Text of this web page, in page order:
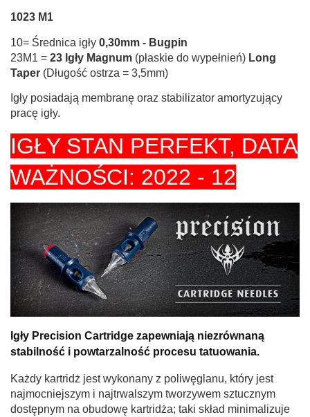
1023 M1
10= Średnica igły 0,30mm - Bugpin
23M1 = 23 Igły Magnum (płaskie do wypełnień) Long
Taper (Długość ostrza = 3,5mm)
Igły posiadają membranę oraz stabilizator amortyzujący
pracę igły.
IGŁY STAN PERFEKT, DATA
WAŻNOŚCI: 2022 - 12
Igły Precision Cartridge zapewniają niezrównaną
stabilność i powtarzalność procesu tatuowania.
Każdy kartridż jest wykonany z poliwęglanu, który jest
najmocniejszym i najtrwalszym tworzywem sztucznym
dostępnym na obudowę kartridża; taki skład minimalizuje